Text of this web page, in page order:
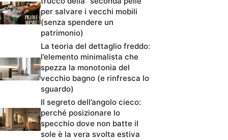
per salvare i vecchi mobili
(senza spendere un
patrimonio)
La teoria del dettaglio freddo:
l’elemento minimalista che
spezza la monotonia del
vecchio bagno (e rinfresca lo
sguardo)
Il segreto dell’angolo cieco:
perché posizionare lo
specchio dove non batte il
sole è la vera svolta estiva